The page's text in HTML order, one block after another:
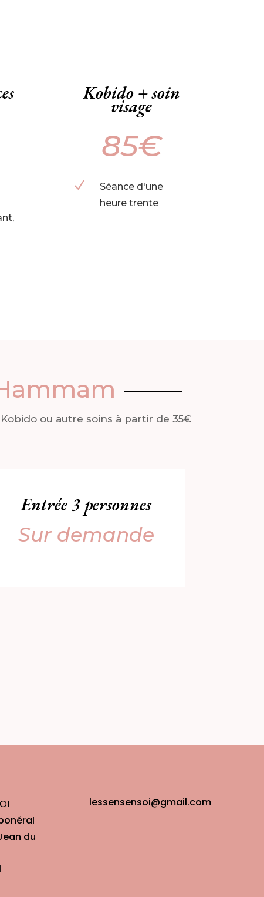
Kobido + soin
visage
85€
N
Séance d'une
heure trente
ou autre soins à partir de 35€
Entrée 3 personnes
Sur demande
du
lessensensoi@gmail.com